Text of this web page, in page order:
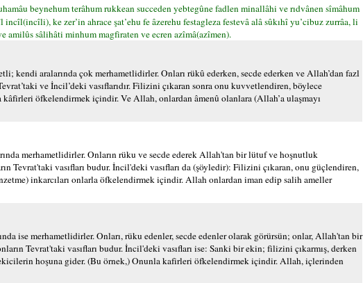
beynehum terâhum rukkean succeden yebtegûne fadlen minallâhi ve rıdvânen sîmâhum
ke zer’in ahrace şat’ehu fe âzerehu festagleza festevâ alâ sûkıhî yu’cibuz zurrâa, li
sâlihâti minhum magfiraten ve ecren azîmâ(azîmen).
kendi aralarında çok merhametlidirler. Onları rükû ederken, secde ederken ve Allah’dan fazl
ve İncil’deki vasıflarıdır. Filizini çıkaran sonra onu kuvvetlendiren, böylece
öfkelendirmek içindir. Ve Allah, onlardan âmenû olanlara (Allah’a ulaşmayı
merhametlidirler. Onların rüku ve secde ederek Allah'tan bir lütuf ve hoşnutluk
Tevrat'taki vasıfları budur. İncil'deki vasıfları da (şöyledir): Filizini çıkaran, onu güçlendiren,
inkarcıları onlarla öfkelendirmek içindir. Allah onlardan iman edip salih ameller
ise merhametlidirler. Onları, rüku edenler, secde edenler olarak görürsün; onlar, Allah'tan bir
Tevrat'taki vasıfları budur. İncil'deki vasıfları ise: Sanki bir ekin; filizini çıkarmış, derken
hoşuna gider. (Bu örnek,) Onunla kafirleri öfkelendirmek içindir. Allah, içlerinden